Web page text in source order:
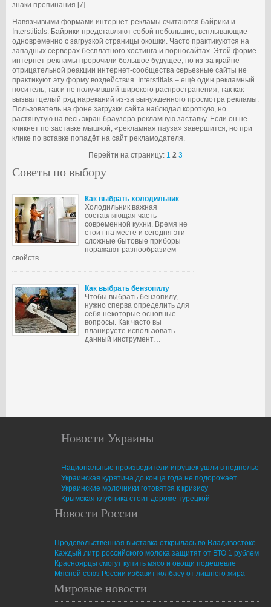
знаки препинания.[7]
Навязчивыми формами интернет-рекламы считаются байрики и
Interstitials. Байрики представляют собой небольшие, всплывающие
одновременно с загрузкой страницы окошки. Часто практикуются на
западных серверах бесплатного хостинга и порносайтах. Этой форме
интернет-рекламы пророчили большое будущее, но из-за крайне
отрицательной реакции интернет-сообщества серьезные сайты не
практикуют эту форму воздействия. Interstitials – ещё один рекламный
носитель, так и не получивший широкого распространения, так как
вызвал целый ряд нареканий из-за вынужденного просмотра рекламы.
Пользователь на фоне загрузки сайта наблюдал короткую, но
растянутую на весь экран браузера рекламную заставку. Если он не
кликнет по заставке мышкой, «рекламная пауза» завершится, но при
клике по вставке попадёт на сайт рекламодателя.
Перейти на страницу: 1 2 3
Советы по выбору
Как выбрать холодильник
Холодильник важная
составляющая часть
современной кухни. Время не
стоит на месте и сегодня эти
сложные бытовые приборы
поражают разнообразием
свойств…
Как выбрать бензопилу
Чтобы выбрать бензопилу,
нужно сперва определить для
себя некоторые основные
вопросы. Как часто вы
планируете использовать
данный инструмент…
Новости Украины
Национальные производители игрушек ушли в подполье
Украинская курятина до конца года не подорожает
Украинские молочники готовятся к кризису
Крымская клубника стоит дороже турецкой
Новости России
Продовольственная выставка открылась во Владивостоке
Каждый литр российского молока защитят от ВТО 1 рублем
Красноярцы смогут купить мясо и овощи подешевле
Мясной союз России избавит колбасу от лишнего жира
Мировые новости